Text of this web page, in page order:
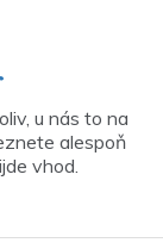
u nás to na
alespoň
vhod.